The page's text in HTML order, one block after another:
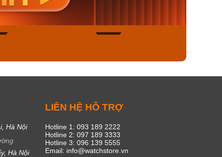
Hà Nội
Hà Nội
LIÊN HỆ HỖ TRỢ
Hotline 1: 093 189 2222
Hotline 2: 097 189 3333
Hotline 3: 096 139 5555
Email: info@watchstore.vn